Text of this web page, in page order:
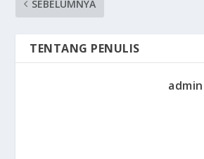
SEBELUMNYA
TENTANG PENULIS
admin